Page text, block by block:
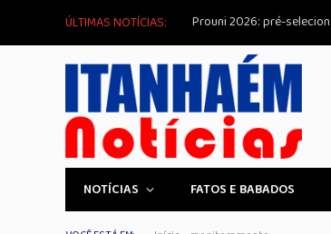
ÚLTIMAS NOTÍCIAS:
NOTÍCIAS FATOS E BABADOS